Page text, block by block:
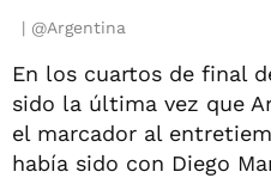
@Argentina
En los cuartos de final
sido la última vez que
el marcador al
había sido con Diego